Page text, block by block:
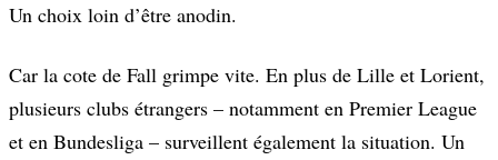
Un choix loin d’être anodin.
Car la cote de Fall grimpe vite. En plus de Lille et Lorient,
plusieurs clubs étrangers – notamment en Premier League
et en Bundesliga – surveillent également la situation. Un